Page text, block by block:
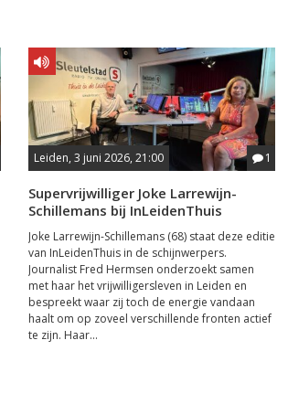
Leiden, 3 juni 2026, 21:00 1
Supervrijwilliger Joke Larrewijn-
Schillemans bij InLeidenThuis
Joke Larrewijn-Schillemans (68) staat deze editie
van InLeidenThuis in de schijnwerpers.
Journalist Fred Hermsen onderzoekt samen
met haar het vrijwilligersleven in Leiden en
bespreekt waar zij toch de energie vandaan
haalt om op zoveel verschillende fronten actief
te zijn. Haar...